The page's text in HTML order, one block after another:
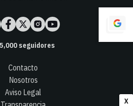
X
seguidores
Contacto
Nosotros
Aviso Legal